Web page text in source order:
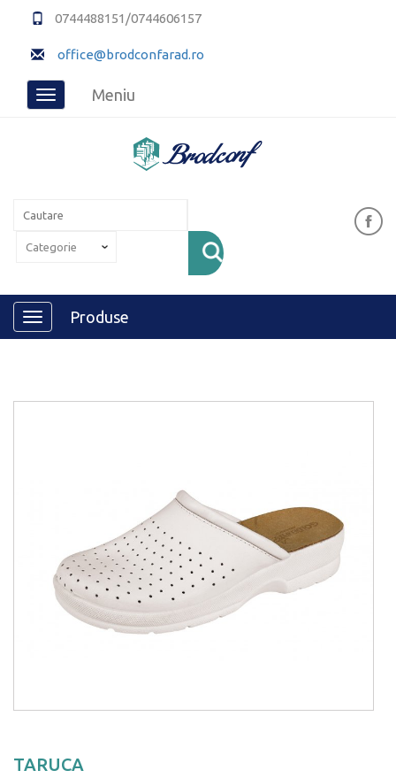
0744488151/0744606157
office@brodconfarad.ro
Toggle
Meniu
Toggle
navigation
Produse
TARUCA